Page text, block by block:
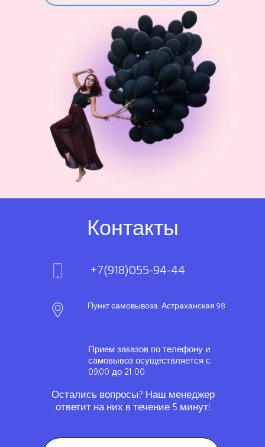
Контакты
Пункт самовывоза: Астраханская 98
+7(918)055-94-44
Прием заказов по телефону и
самовывоз осуществляется с
09.00 до 21 .00
Остались вопросы? Наш менеджер
ответит на них в течение 5 минут!